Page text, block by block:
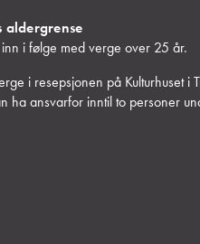
aldergrense
i følge med verge over 25 år.
i resepsjonen på Kulturhuset i
ha ansvarfor inntil to personer